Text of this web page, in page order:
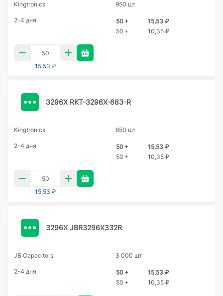
Kingtronics 950 шт
2-4 дня 50 +
15,53 ₽
50 +
10,35 ₽
15,53 ₽
3296X RKT-3296X-683-R
Kingtronics 650 шт
2-4 дня 50 +
15,53 ₽
50 +
10,35 ₽
15,53 ₽
3296X JBR3296X332R
JB Capacitors 3 000 шт
2-4 дня 50 +
15,53 ₽
50 +
10,35 ₽